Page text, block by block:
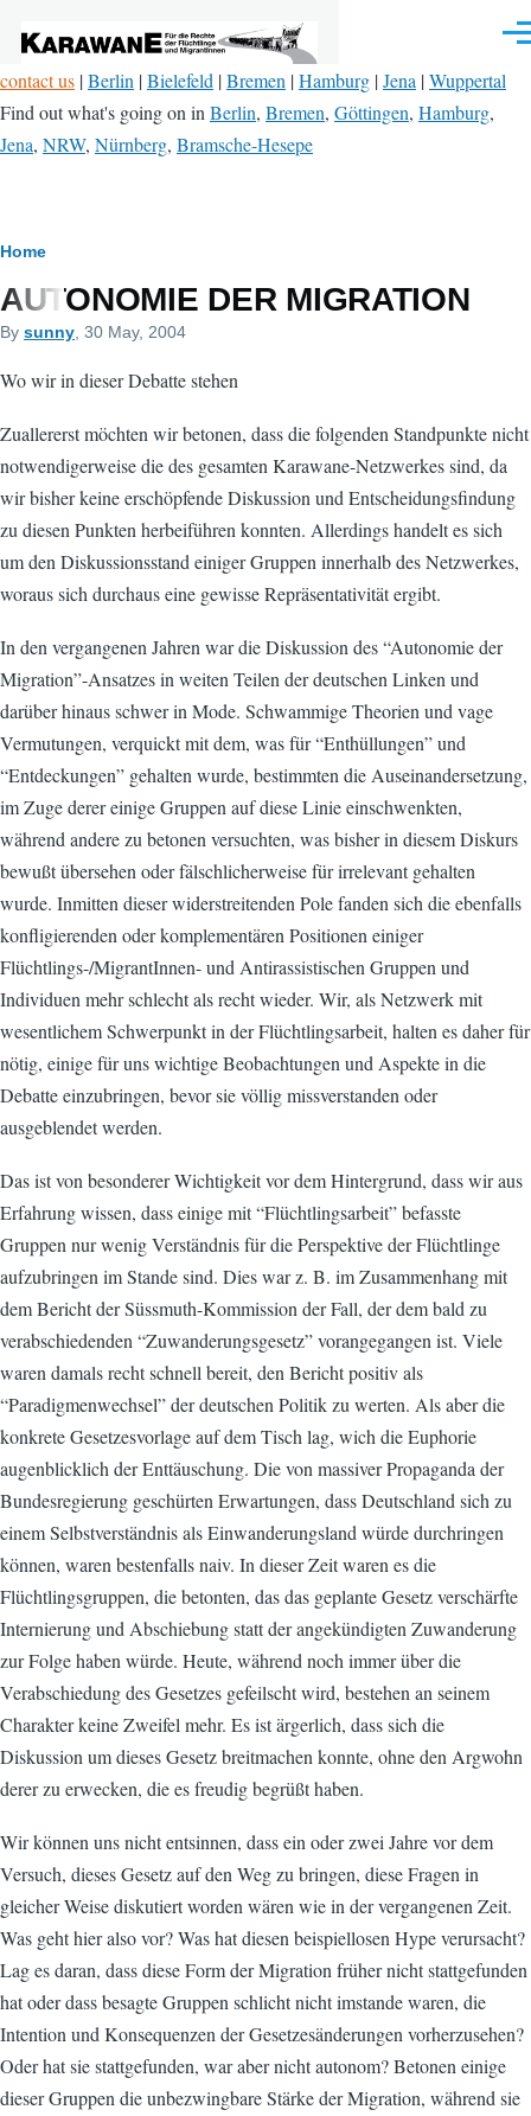
contact us |Berlin |Bielefeld |Bremen |Hamburg |Jena |Wuppertal
Find out what's going on in Berlin, Bremen, Göttingen, Hamburg,
Jena, NRW, Nürnberg, Bramsche-Hesepe
Breadcrumb
Home
AUTONOMIE DER MIGRATION
By sunny , 30 May, 2004
Wo wir in dieser Debatte stehen
Zuallererst möchten wir betonen, dass die folgenden Standpunkte nicht
notwendigerweise die des gesamten Karawane-Netzwerkes sind, da
wir bisher keine erschöpfende Diskussion und Entscheidungsfindung
zu diesen Punkten herbeiführen konnten. Allerdings handelt es sich
um den Diskussionsstand einiger Gruppen innerhalb des Netzwerkes,
woraus sich durchaus eine gewisse Repräsentativität ergibt.
In den vergangenen Jahren war die Diskussion des “Autonomie der
Migration”-Ansatzes in weiten Teilen der deutschen Linken und
darüber hinaus schwer in Mode. Schwammige Theorien und vage
Vermutungen, verquickt mit dem, was für “Enthüllungen” und
“Entdeckungen” gehalten wurde, bestimmten die Auseinandersetzung,
im Zuge derer einige Gruppen auf diese Linie einschwenkten,
während andere zu betonen versuchten, was bisher in diesem Diskurs
bewußt übersehen oder fälschlicherweise für irrelevant gehalten
wurde. Inmitten dieser widerstreitenden Pole fanden sich die ebenfalls
konfligierenden oder komplementären Positionen einiger
Flüchtlings-/MigrantInnen- und Antirassistischen Gruppen und
Individuen mehr schlecht als recht wieder. Wir, als Netzwerk mit
wesentlichem Schwerpunkt in der Flüchtlingsarbeit, halten es daher für
nötig, einige für uns wichtige Beobachtungen und Aspekte in die
Debatte einzubringen, bevor sie völlig missverstanden oder
ausgeblendet werden.
Das ist von besonderer Wichtigkeit vor dem Hintergrund, dass wir aus
Erfahrung wissen, dass einige mit “Flüchtlingsarbeit” befasste
Gruppen nur wenig Verständnis für die Perspektive der Flüchtlinge
aufzubringen im Stande sind. Dies war z. B. im Zusammenhang mit
dem Bericht der Süssmuth-Kommission der Fall, der dem bald zu
verabschiedenden “Zuwanderungsgesetz” vorangegangen ist. Viele
waren damals recht schnell bereit, den Bericht positiv als
“Paradigmenwechsel” der deutschen Politik zu werten. Als aber die
konkrete Gesetzesvorlage auf dem Tisch lag, wich die Euphorie
augenblicklich der Enttäuschung. Die von massiver Propaganda der
Bundesregierung geschürten Erwartungen, dass Deutschland sich zu
einem Selbstverständnis als Einwanderungsland würde durchringen
können, waren bestenfalls naiv. In dieser Zeit waren es die
Flüchtlingsgruppen, die betonten, das das geplante Gesetz verschärfte
Internierung und Abschiebung statt der angekündigten Zuwanderung
zur Folge haben würde. Heute, während noch immer über die
Verabschiedung des Gesetzes gefeilscht wird, bestehen an seinem
Charakter keine Zweifel mehr. Es ist ärgerlich, dass sich die
Diskussion um dieses Gesetz breitmachen konnte, ohne den Argwohn
derer zu erwecken, die es freudig begrüßt haben.
Wir können uns nicht entsinnen, dass ein oder zwei Jahre vor dem
Versuch, dieses Gesetz auf den Weg zu bringen, diese Fragen in
gleicher Weise diskutiert worden wären wie in der vergangenen Zeit.
Was geht hier also vor? Was hat diesen beispiellosen Hype verursacht?
Lag es daran, dass diese Form der Migration früher nicht stattgefunden
hat oder dass besagte Gruppen schlicht nicht imstande waren, die
Intention und Konsequenzen der Gesetzesänderungen vorherzusehen?
Oder hat sie stattgefunden, war aber nicht autonom? Betonen einige
dieser Gruppen die unbezwingbare Stärke der Migration, während sie